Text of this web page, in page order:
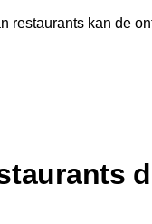
restaurants kan de
gelegenheid. Zo